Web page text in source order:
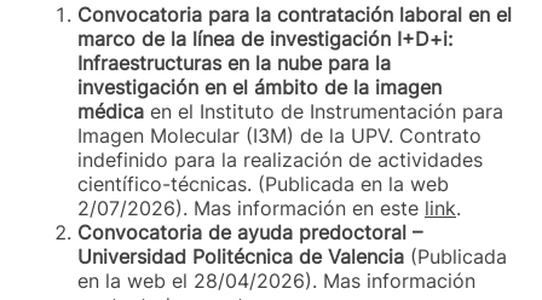
Convocatoria para la contratación laboral en el
marco de la línea de investigación I+D+i:
Infraestructuras en la nube para la
investigación en el ámbito de la imagen
médica en el Instituto de Instrumentación para
Imagen Molecular (I3M) de la UPV. Contrato
indefinido para la realización de actividades
científico-técnicas. (Publicada en la web
2/07/2026). Mas información en este link.
Convocatoria de ayuda predoctoral –
Universidad Politécnica de Valencia (Publicada
en la web el 28/04/2026). Mas información